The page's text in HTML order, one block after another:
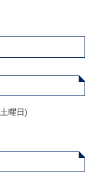
曜日)